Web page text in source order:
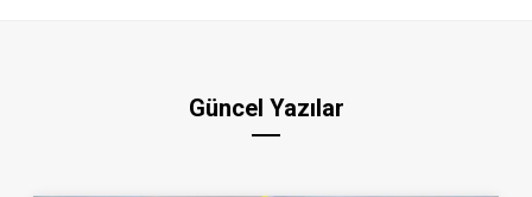
Güncel Yazılar